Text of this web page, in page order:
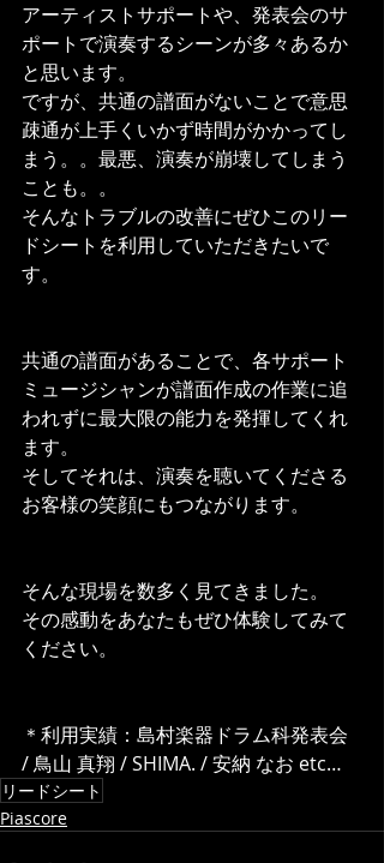
アーティストサポートや、発表会のサ
ポートで演奏するシーンが多々あるか
と思います。
ですが、共通の譜面がないことで意思
疎通が上手くいかず時間がかかってし
まう。。最悪、演奏が崩壊してしまう
ことも。。
そんなトラブルの改善にぜひこのリー
ドシートを利用していただきたいで
す。
共通の譜面があることで、各サポート
ミュージシャンが譜面作成の作業に追
われずに最大限の能力を発揮してくれ
ます。
そしてそれは、演奏を聴いてくださる
お客様の笑顔にもつながります。
そんな現場を数多く見てきました。
その感動をあなたもぜひ体験してみて
ください。
＊利用実績：島村楽器ドラム科発表会
/ 鳥山 真翔 / SHIMA. / 安納 なお etc…
リードシート
Piascore